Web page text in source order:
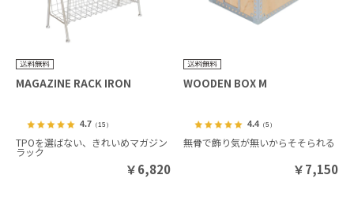
MAGAZINE RACK IRON
4.7（15）
TPOを選ばない、きれいめマガジン
ラック
￥6,820
WOODEN BOX M
4.4 （5）
無骨で飾り気が無いからそそられる
￥7,150